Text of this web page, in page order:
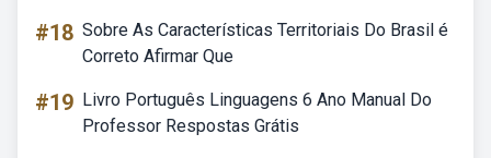
#18 Sobre As Características Territoriais Do Brasil é
Correto Afirmar Que
#19 Livro Português Linguagens 6 Ano Manual Do
Professor Respostas Grátis